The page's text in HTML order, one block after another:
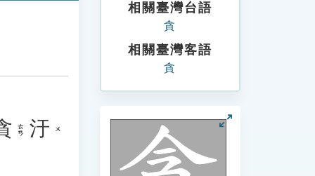
ㄊㄢ 汙 ㄨ
相關臺灣台語
貪
相關臺灣客語
貪